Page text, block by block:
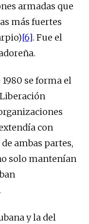
armadas que
más fuertes
[6]. Fue el
se forma el
con
ambas partes,
solo mantenían
y la del